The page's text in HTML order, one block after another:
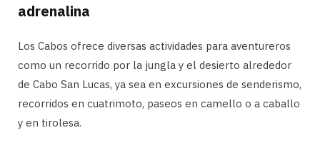
adrenalina
Los Cabos ofrece diversas actividades para aventureros
como un recorrido por la jungla y el desierto alrededor
de Cabo San Lucas, ya sea en excursiones de senderismo,
recorridos en cuatrimoto, paseos en camello o a caballo
y en tirolesa.